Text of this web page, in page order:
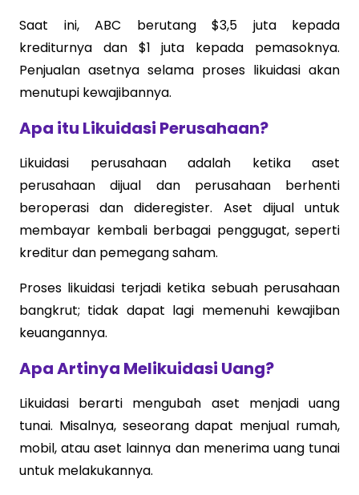
Saat ini, ABC berutang $3,5 juta kepada
krediturnya dan $1 juta kepada pemasoknya.
Penjualan asetnya selama proses likuidasi akan
menutupi kewajibannya.
Apa itu Likuidasi Perusahaan?
Likuidasi perusahaan adalah ketika aset
perusahaan dijual dan perusahaan berhenti
beroperasi dan dideregister. Aset dijual untuk
membayar kembali berbagai penggugat, seperti
kreditur dan pemegang saham.
Proses likuidasi terjadi ketika sebuah perusahaan
bangkrut; tidak dapat lagi memenuhi kewajiban
keuangannya.
Apa Artinya Melikuidasi Uang?
Likuidasi berarti mengubah aset menjadi uang
tunai. Misalnya, seseorang dapat menjual rumah,
mobil, atau aset lainnya dan menerima uang tunai
untuk melakukannya.